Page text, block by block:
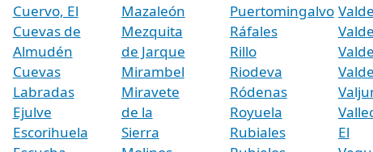
Cuervo, El
Cuevas de
Almudén
Cuevas
Labradas
Ejulve
Escorihuela
Mazaleón
Mezquita
de Jarque
Mirambel
Miravete
de la
Sierra
Puertomingalvo
Ráfales
Rillo
Riodeva
Ródenas
Royuela
Rubiales
El